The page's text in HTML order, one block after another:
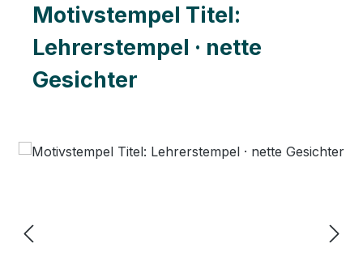
Motivstempel Titel:
Lehrerstempel · nette
Gesichter